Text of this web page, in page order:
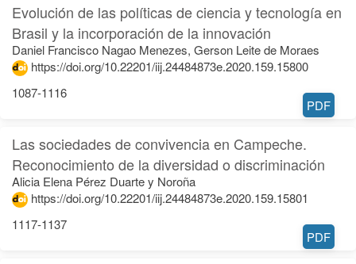
Evolución de las políticas de ciencia y tecnología en
Brasil y la incorporación de la innovación
Daniel Francisco Nagao Menezes, Gerson Leite de Moraes
https://doi.org/10.22201/iij.24484873e.2020.159.15800
1087-1116
PDF
Las sociedades de convivencia en Campeche.
Reconocimiento de la diversidad o discriminación
Alicia Elena Pérez Duarte y Noroña
https://doi.org/10.22201/iij.24484873e.2020.159.15801
1117-1137
PDF